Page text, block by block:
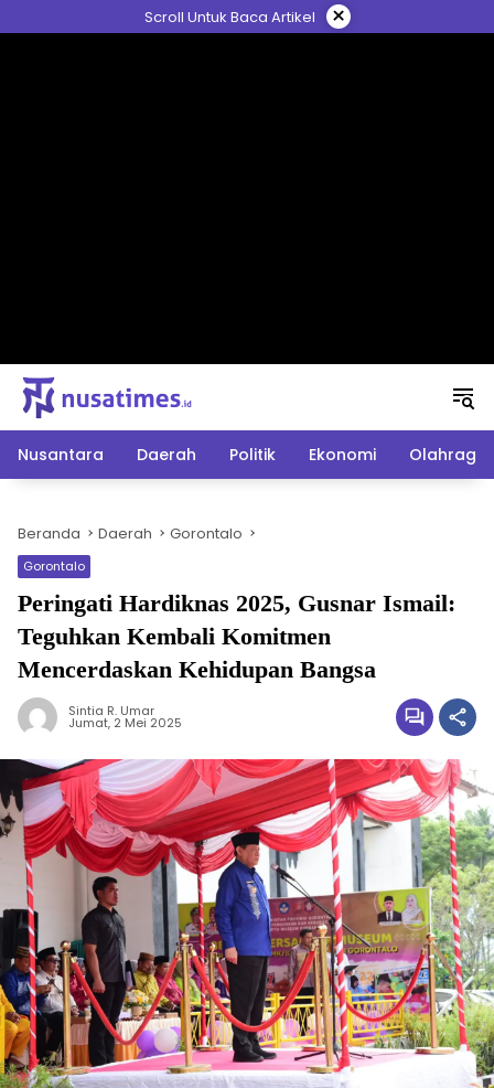
ke
Scroll Untuk Baca Artikel ×
Nusantara Daerah Politik Ekonomi Olahraga
Beranda Daerah Gorontalo
Gorontalo
Peringati Hardiknas 2025, Gusnar Ismail:
Teguhkan Kembali Komitmen
Mencerdaskan Kehidupan Bangsa
Sintia R. Umar
Jumat, 2 Mei 2025